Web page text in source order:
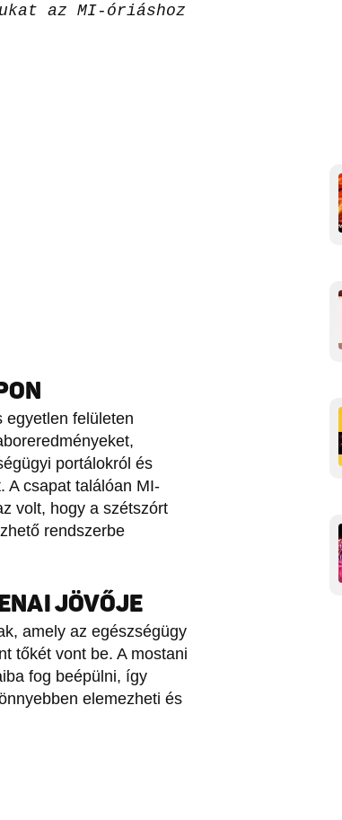
az MI-óriáshoz
egyetlen felületen
portálokról és
A csapat találóan MI-
volt, hogy a szétszórt
rendszerbe
JÖVŐJE
amely az egészségügy
tőkét vont be. A mostani
fog beépülni, így
elemezheti és